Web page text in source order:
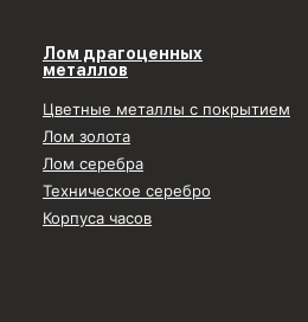
Лом драгоценных
металлов
Цветные металлы с покрытием
Лом золота
Лом серебра
Техническое серебро
Корпуса часов